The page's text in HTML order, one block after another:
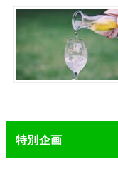
特別企画